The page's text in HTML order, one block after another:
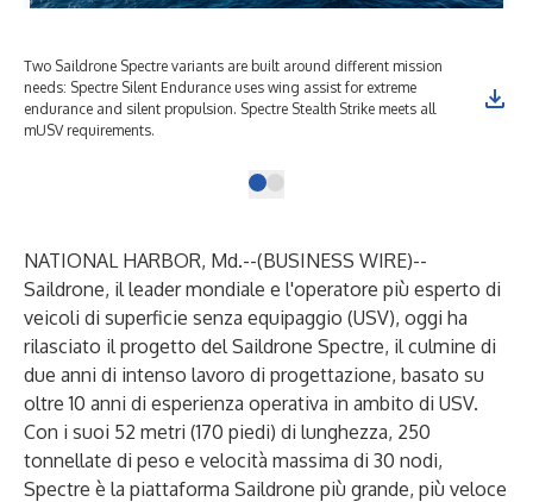
Two Saildrone Spectre variants are built around different mission
needs: Spectre Silent Endurance uses wing assist for extreme
endurance and silent propulsion. Spectre Stealth Strike meets all
mUSV requirements.
NATIONAL HARBOR, Md.--(BUSINESS WIRE)--
Saildrone, il leader mondiale e l'operatore più esperto di
veicoli di superficie senza equipaggio (USV), oggi ha
rilasciato il progetto delSaildrone Spectre, il culmine di
due anni di intenso lavoro di progettazione, basato su
oltre 10 anni di esperienza operativa in ambito di USV.
Con i suoi 52 metri (170 piedi) di lunghezza, 250
tonnellate di peso e velocità massima di 30 nodi,
Spectre è la piattaforma Saildrone più grande, più veloce